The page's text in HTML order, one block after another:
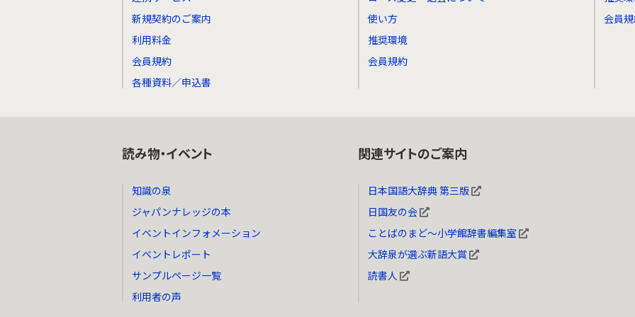
新規契約のご案内
利用料金
会員規約
各種資料／申込書
使い方
推奨環境
会員規約
会員
読み物・イベント
知識の泉
ジャパンナレッジの本
イベントインフォメーション
イベントレポート
サンプルページ一覧
利用者の声
関連サイトのご案内
日本国語大辞典 第三版
日国友の会
ことばのまど～小学館辞書編集室
大辞泉が選ぶ新語大賞
読書人